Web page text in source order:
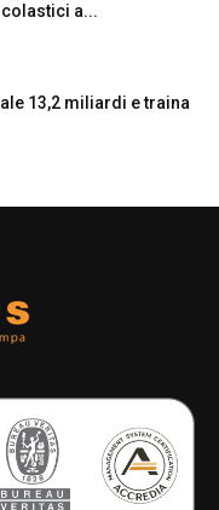
a...
13,2 miliardi e traina